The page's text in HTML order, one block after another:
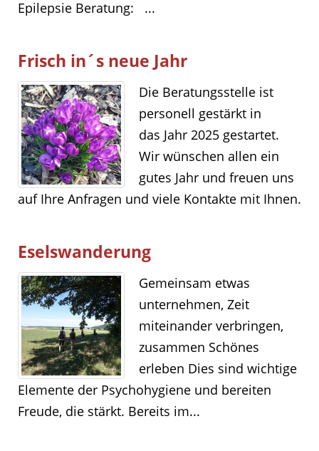
Epilepsie Beratung: ...
Frisch in´s neue Jahr
Die Beratungsstelle ist
personell gestärkt in
das Jahr 2025 gestartet.
Wir wünschen allen ein
gutes Jahr und freuen uns
auf Ihre Anfragen und viele Kontakte mit Ihnen.
Eselswanderung
Gemeinsam etwas
unternehmen, Zeit
miteinander verbringen,
zusammen Schönes
erleben Dies sind wichtige
Elemente der Psychohygiene und bereiten
Freude, die stärkt. Bereits im...